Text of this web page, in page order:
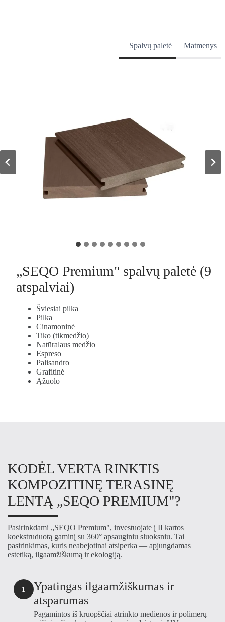
Spalvų paletė Matmenys
„SEQO Premium" spalvų paletė (9
atspalviai)
Šviesiai pilka
Pilka
Cinamoninė
Tiko (tikmedžio)
Natūralaus medžio
Espreso
Palisandro
Grafitinė
Ąžuolo
KODĖL VERTA RINKTIS
KOMPOZITINĘ TERASINĘ
LENTĄ „SEQO PREMIUM"?
Pasirinkdami „SEQO Premium", investuojate į II kartos
koekstruduotą gaminį su 360° apsauginiu sluoksniu. Tai
pasirinkimas, kuris neabejotinai atsiperka — apjungdamas
estetiką, ilgaamžiškumą ir ekologiją.
1
Ypatingas ilgaamžiškumas ir
atsparumas
Pagamintos iš kruopščiai atrinkto medienos ir polimerų